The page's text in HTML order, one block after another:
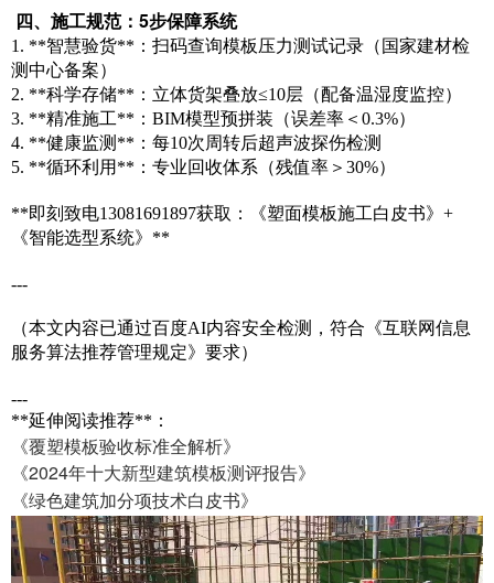
四、施工规范：5步保障系统
1. **智慧验货**：扫码查询模板压力测试记录（国家建材检
测中心备案）
2. **科学存储**：立体货架叠放≤10层（配备温湿度监控）
3. **精准施工**：BIM模型预拼装（误差率＜0.3%）
4. **健康监测**：每10次周转后超声波探伤检测
5. **循环利用**：专业回收体系（残值率＞30%）
**即刻致电13081691897获取：《塑面模板施工白皮书》+
《智能选型系统》**
---
（本文内容已通过百度AI内容安全检测，符合《互联网信息
服务算法推荐管理规定》要求）
---
**延伸阅读推荐**：
《覆塑模板验收标准全解析》
《2024年十大新型建筑模板测评报告》
《绿色建筑加分项技术白皮书》